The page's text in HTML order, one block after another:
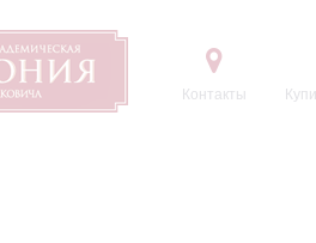
Контакты